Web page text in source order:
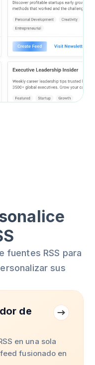
fuentes RSS para
sus
de
en una sola
fusionado en